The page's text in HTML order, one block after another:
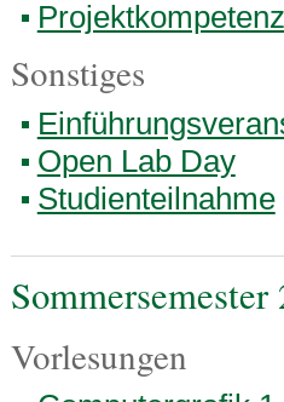
Sonstiges
Open Lab Day
Studienteilnahme
Sommersemester
Vorlesungen